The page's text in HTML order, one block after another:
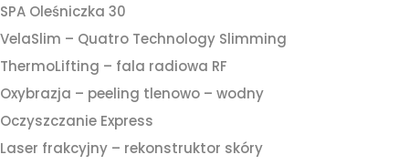
SPA Oleśniczka 30
VelaSlim – Quatro Technology Slimming
ThermoLifting – fala radiowa RF
Oxybrazja – peeling tlenowo – wodny
Oczyszczanie Express
Laser frakcyjny – rekonstruktor skóry